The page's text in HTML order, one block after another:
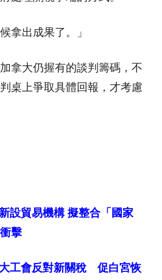
拿出成果了。」
拿大仍握有的談判籌碼，不
桌上爭取具體回報，才考慮
設貿易機構 擬整合「國家
擊
工會反對新關稅 促白宮恢